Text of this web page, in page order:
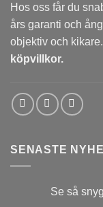
Hos oss får du
års garanti och
objektiv och
köpvillkor.
SENASTE
Se så